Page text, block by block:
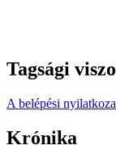
Tagsági
A belépési
Krónika